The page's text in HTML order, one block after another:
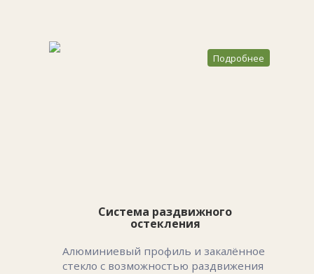
Подробнее
Система раздвижного
остекления
Алюминиевый профиль и закалённое
стекло с возможностью раздвижения